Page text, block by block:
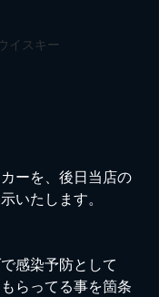
イスキー
ーを、後日当店の
いたします。
感染予防として
らってる事を箇条